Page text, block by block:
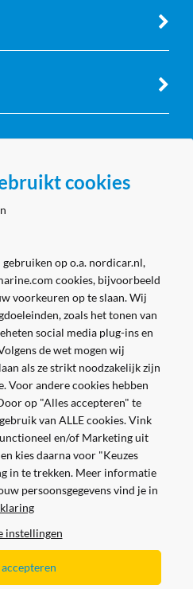
betalen
cookies
op o.a. nordicar.nl,
cookies, bijvoorbeeld
voorkeuren op te slaan. Wij
zoals het tonen van
social media plug-ins en
de wet mogen wij
als ze strikt noodzakelijk zijn
Voor andere cookies hebben
op "Alles accepteren" te
van ALLE cookies. Vink
en/of Marketing uit
kies daarna voor "Keuzes
in te trekken. Meer informatie
persoonsgegevens vind je in
instellingen